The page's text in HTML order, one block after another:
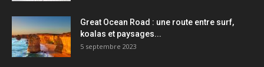
Great Ocean Road : une route entre surf,
koalas et paysages...
5 septembre 2023